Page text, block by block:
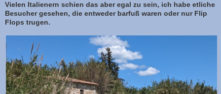
Vielen Italienern schien das aber egal zu sein, ich habe etliche
Besucher gesehen, die entweder barfuß waren oder nur Flip
Flops trugen.